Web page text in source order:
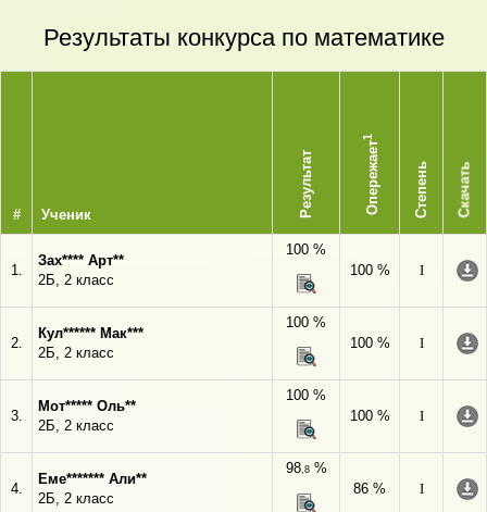
Результаты конкурса по математике
# Ученик Результат Опережает
1
Степень Скачать
1.
Зах**** Арт**
2Б, 2 класс
100 %
100 %
I
2.
Кул****** Мак***
2Б, 2 класс
100 %
100 %
I
3.
Мот***** Оль**
2Б, 2 класс
100 %
100 %
I
4.
Еме******* Али**
2Б, 2 класс
98,8%
86 %
I